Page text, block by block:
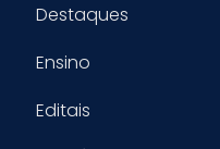
Destaques
Ensino
Editais